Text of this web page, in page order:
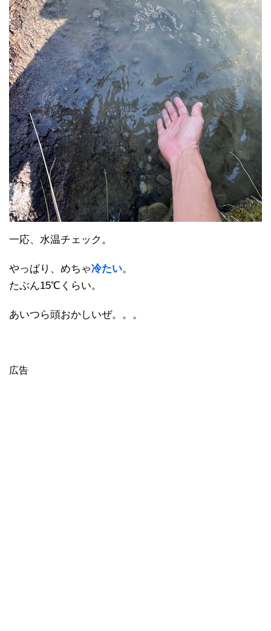
一応、水温チェック。
やっぱり、めちゃ冷たい。
たぶん15℃くらい。
あいつら頭おかしいぜ。。。
広告